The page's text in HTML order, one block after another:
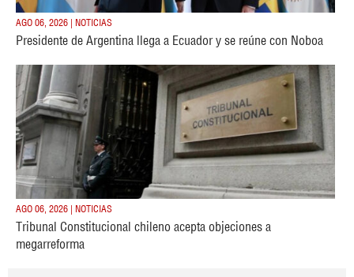
AGO 06, 2026 | NOTICIAS
Presidente de Argentina llega a Ecuador y se reúne con Noboa
AGO 06, 2026 | NOTICIAS
Tribunal Constitucional chileno acepta objeciones a
megarreforma